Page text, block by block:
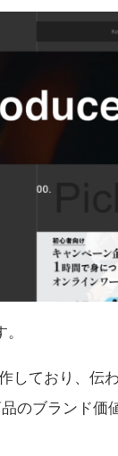
しており、伝
のブランド価